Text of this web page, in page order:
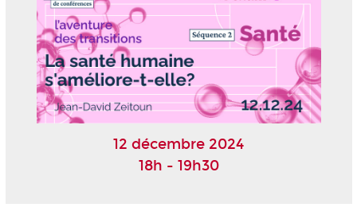
12 décembre 2024
18h - 19h30